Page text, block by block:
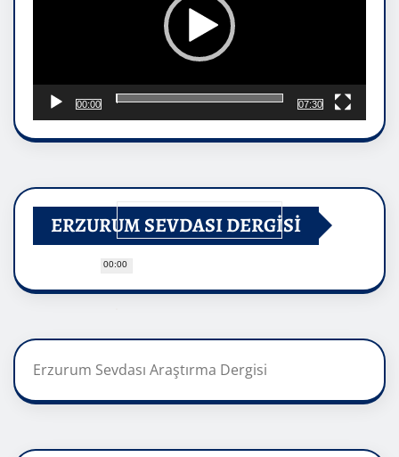
00:00
00:00
07:30
ERZURUM SEVDASI DERGİSİ
Erzurum Sevdası Araştırma Dergisi